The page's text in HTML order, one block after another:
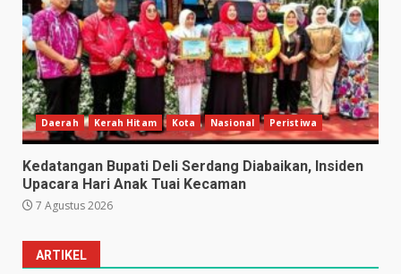
Daerah Kerah Hitam Kota Nasional Peristiwa
Kedatangan Bupati Deli Serdang Diabaikan, Insiden
Upacara Hari Anak Tuai Kecaman
7 Agustus 2026
ARTIKEL